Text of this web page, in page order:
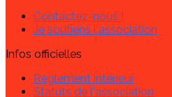
Contactez-nous !
Je soutiens l'association
Infos officielles
Règlement intérieur
Statuts de l'association